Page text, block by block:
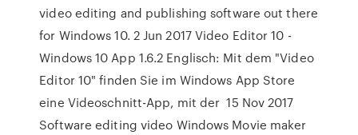
video editing and publishing software out there
for Windows 10. 2 Jun 2017 Video Editor 10 -
Windows 10 App 1.6.2 Englisch: Mit dem "Video
Editor 10" finden Sie im Windows App Store
eine Videoschnitt-App, mit der 15 Nov 2017
Software editing video Windows Movie maker